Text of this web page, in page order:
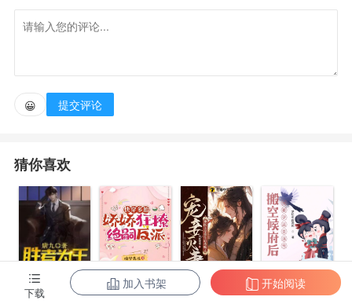
星。 渣爹为耀祖抛妻弃女，小三大着肚子登堂入室。
眼看着渣爹要饿死她们娘几个，柳云清一拍桌，在繁华
名度！登闻鼓院状告渣爹，为母离婚争夺家产。经营第
二步，抱大腿，做起老本行！ 要说这汴京城除了官家
前如清冷明月，人后宠猫无下限。 自此，柳家娘子开
始了白天开书坊搞公关，晚上变猫猫陪饲主的日
子。 本以为这辈子是享福的命，怎么比当社畜还忙？
汴京第一届劳模评选大会上，赵大官人上台发
言。 “劳模当属我家柳娘子，她不仅将书坊做大做
强，还积极为汴京城内大小商户、名人做危机公关，给
😀 提交评论
猜你喜欢
陈东王楠楠
快穿多胎，娇
宠妾灭妻？神
搬空候府后，
下载
加入书架 开始阅读